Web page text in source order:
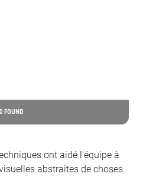
FOUND
ont aidé l'équipe à
abstraites de choses